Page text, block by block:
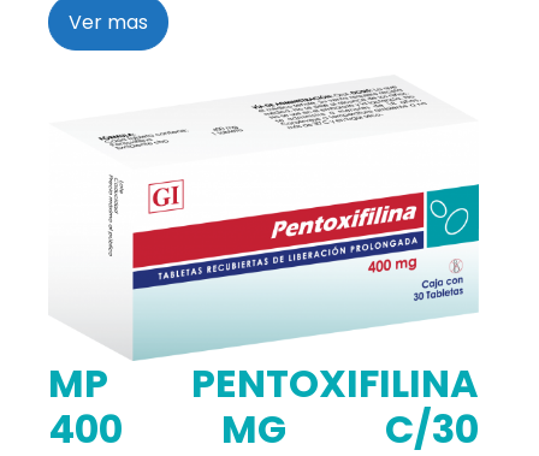
Ver mas
MP PENTOXIFILINA
400 MG C/30